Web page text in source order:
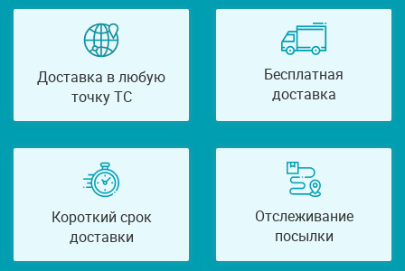
Доставка в любую
точку ТС
Бесплатная
доставка
Короткий срок
доставки
Отслеживание
посылки